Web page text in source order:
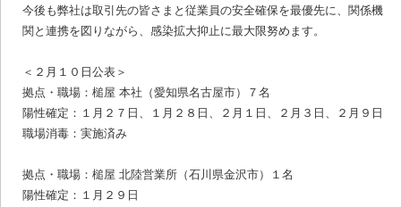
今後も弊社は取引先の皆さまと従業員の安全確保を最優先に、関係機
関と連携を図りながら、感染拡大抑止に最大限努めます。
＜２月１０日公表＞
拠点・職場：槌屋 本社（愛知県名古屋市）７名
陽性確定：１月２７日、１月２８日、２月１日、２月３日、２月９日
職場消毒：実施済み
拠点・職場：槌屋 北陸営業所（石川県金沢市）１名
陽性確定：１月２９日